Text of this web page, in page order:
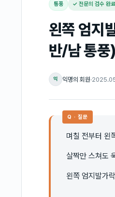
통풍 ✓ 전문의 검수 완료
왼쪽 엄지
반/남 통풍)
익 익명의 회원·
Q · 질문
며칠 전부터 왼
살짝만 스쳐도
왼쪽 엄지발가